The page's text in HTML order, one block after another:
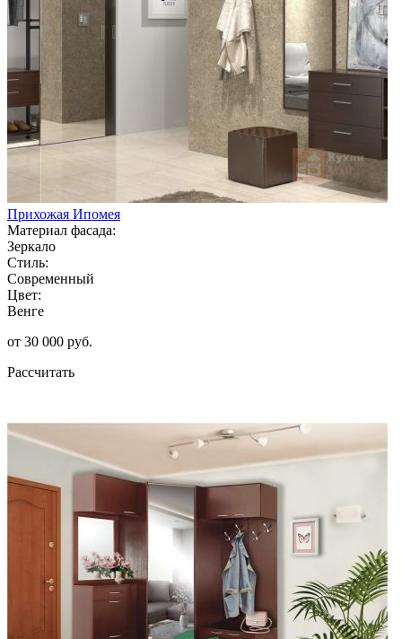
Прихожая Ипомея
Материал фасада:
Зеркало
Стиль:
Современный
Цвет:
Венге
от 30 000 руб.
Рассчитать